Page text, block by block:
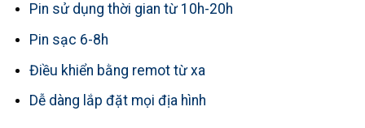
Pin sử dụng thời gian từ 10h-20h
Pin sạc 6-8h
Điều khiển bằng remot từ xa
Dễ dàng lắp đặt mọi địa hình